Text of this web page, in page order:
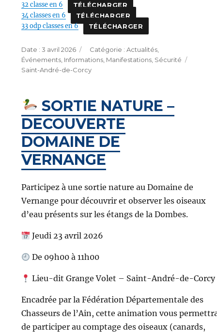
32 classe en 6 TÉLÉCHARGER
34 classes en 6 TÉLÉCHARGER
33 odp classes en 6 TÉLÉCHARGER
Publié
le
3 avril 2026 Catégories
Actualités,
Événements, Informations, Manifestations, Sécurité
Saint-André-de-Corcy
SORTIE NATURE –
DECOUVERTE
DOMAINE DE
VERNANGE
Participez à une sortie nature au Domaine de
Vernange pour découvrir et observer les oiseaux
d’eau présents sur les étangs de la Dombes.
Jeudi 23 avril 2026
De 09h00 à 11h00
Lieu-dit Grange Volet – Saint-André-de-Corcy
Encadrée par la Fédération Départementale des
Chasseurs de l’Ain, cette animation vous
de participer au comptage des oiseaux (canards,